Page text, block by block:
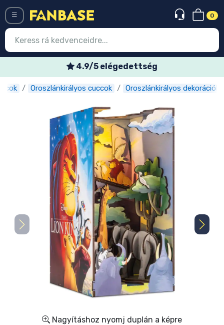
0
4.9/5 elégedettség
Oroszlánkirályos cuccok Oroszlánkirályos dekorációk
Nagyításhoz nyomj duplán a képre
Belépés Regisztráció
Legújabb cuccok
Akciós ajánlatok
Express szállítás
Előrendelhető cuccok
Outlet cuccok
Ajándékkártya
Szállítás és fizetés
Sorozatos cuccok